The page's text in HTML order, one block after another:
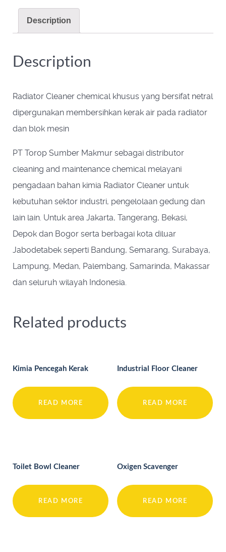
Description
Description
Radiator Cleaner chemical khusus yang bersifat netral
dipergunakan membersihkan kerak air pada radiator
dan blok mesin
PT Torop Sumber Makmur sebagai distributor
cleaning and maintenance chemicalmelayani
pengadaan bahan kimia Radiator Cleaner untuk
kebutuhan sektor industri, pengelolaan gedung dan
lain lain. Untuk area Jakarta, Tangerang, Bekasi,
Depok dan Bogor serta berbagai kota diluar
Jabodetabek seperti Bandung, Semarang, Surabaya,
Lampung, Medan, Palembang, Samarinda, Makassar
dan seluruh wilayah Indonesia.
Related products
Kimia Pencegah Kerak
READ MORE
Industrial Floor Cleaner
READ MORE
Toilet Bowl Cleaner
READ MORE
Oxigen Scavenger
READ MORE